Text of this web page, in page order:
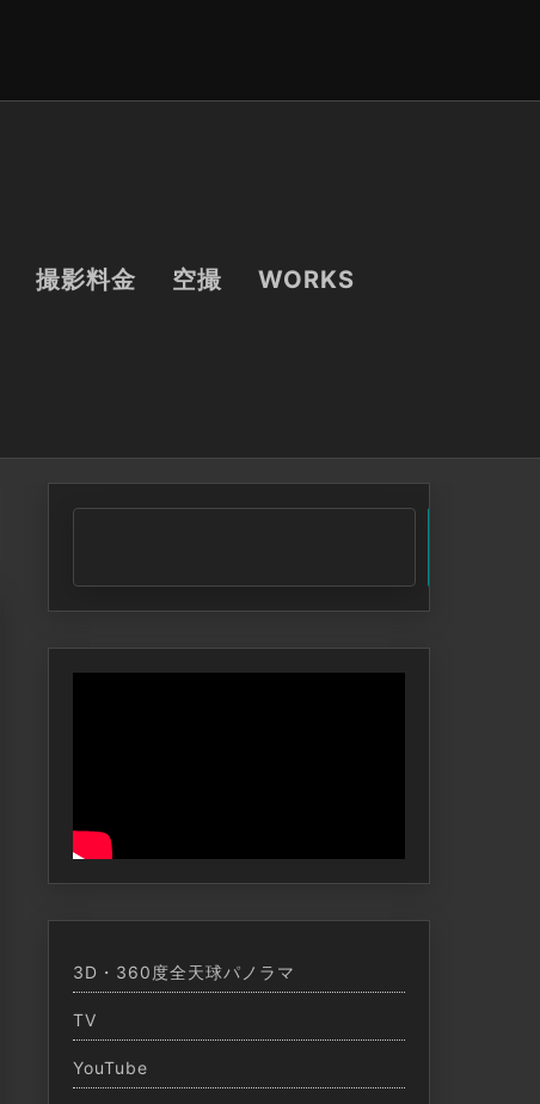
撮影料金 空撮 WORKS
3D・360度全天球パノラマ
TV
YouTube